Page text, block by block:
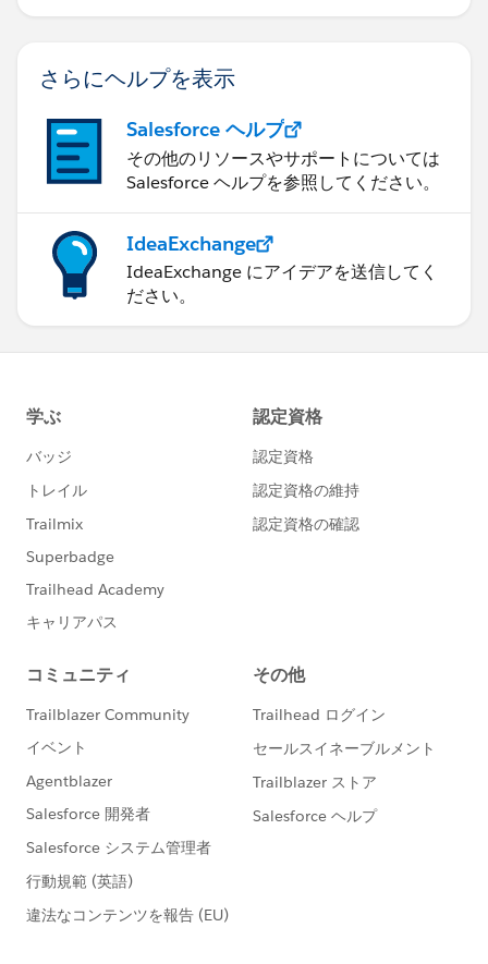
さらにヘルプを表示
Salesforce ヘルプ
その他のリソースやサポートについては
Salesforce ヘルプを参照してください。
IdeaExchange
IdeaExchange にアイデアを送信してく
ださい。